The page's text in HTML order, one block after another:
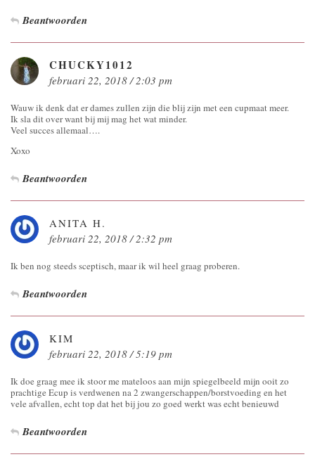
Beantwoorden
CHUCKY1012
februari 22, 2018 / 2:03 pm
Wauw ik denk dat er dames zullen zijn die blij zijn met een cupmaat meer.
Ik sla dit over want bij mij mag het wat minder.
Veel succes allemaal….
Xoxo
Beantwoorden
ANITA H.
februari 22, 2018 / 2:32 pm
Ik ben nog steeds sceptisch, maar ik wil heel graag proberen.
Beantwoorden
KIM
februari 22, 2018 / 5:19 pm
Ik doe graag mee ik stoor me mateloos aan mijn spiegelbeeld mijn ooit zo
prachtige Ecup is verdwenen na 2 zwangerschappen/borstvoeding en het
vele afvallen, echt top dat het bij jou zo goed werkt was echt benieuwd
Beantwoorden